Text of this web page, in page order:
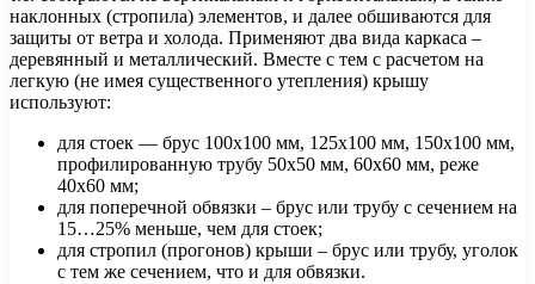
наклонных (стропила) элементов, и далее обшиваются для
защиты от ветра и холода. Применяют два вида каркаса –
деревянный и металлический. Вместе с тем с расчетом на
легкую (не имея существенного утепления) крышу
используют:
для стоек — брус 100х100 мм, 125х100 мм, 150х100 мм,
профилированную трубу 50х50 мм, 60х60 мм, реже
40х60 мм;
для поперечной обвязки – брус или трубу с сечением на
15…25% меньше, чем для стоек;
для стропил (прогонов) крыши – брус или трубу, уголок
с тем же сечением, что и для обвязки.